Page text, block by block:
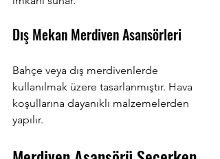
Dış Mekan Merdiven Asansörleri
Bahçe veya dış merdivenlerde
kullanılmak üzere tasarlanmıştır. Hava
koşullarına dayanıklı malzemelerden
yapılır.